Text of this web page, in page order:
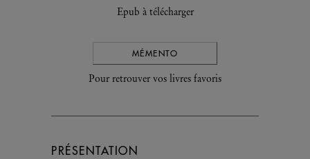
Epub à télécharger
MÉMENTO
Pour retrouver vos livres favoris
PRÉSENTATION